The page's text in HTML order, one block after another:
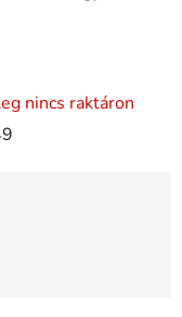
nincs raktáron